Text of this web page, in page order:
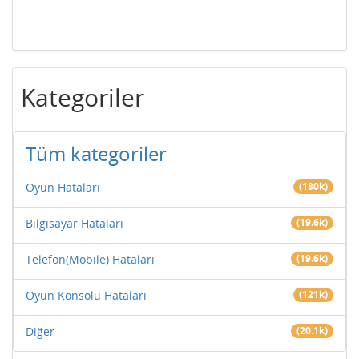
Kategoriler
Tüm kategoriler
Oyun Hataları (180k)
Bilgisayar Hataları (19.6k)
Telefon(Mobile) Hataları (19.6k)
Oyun Konsolu Hataları (121k)
Diğer (20.1k)